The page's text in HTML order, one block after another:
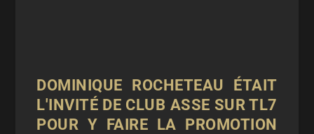
DOMINIQUE ROCHETEAU ÉTAIT
L'INVITÉ DE CLUB ASSE SUR TL7
POUR Y FAIRE LA PROMOTION